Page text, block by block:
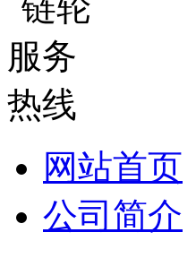
网站首页
公司简介